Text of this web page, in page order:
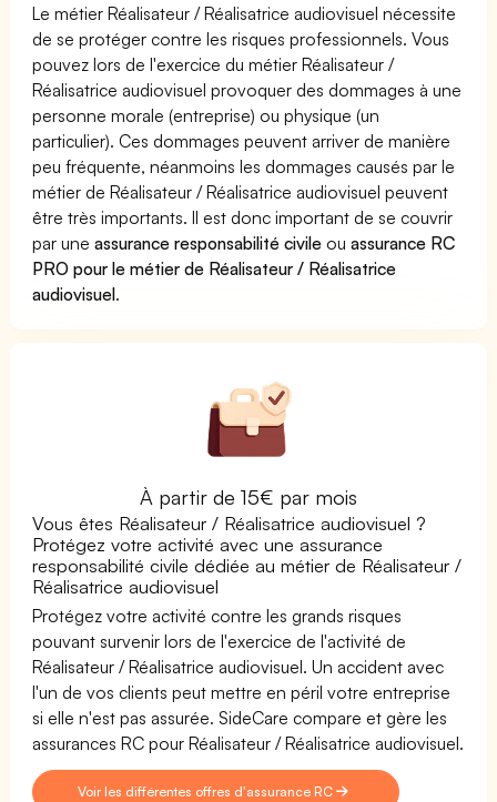
Le métier Réalisateur / Réalisatrice audiovisuel nécessite
de se protéger contre les risques professionnels. Vous
pouvez lors de l'exercice du métier Réalisateur /
Réalisatrice audiovisuel provoquer des dommages à une
personne morale (entreprise) ou physique (un
particulier). Ces dommages peuvent arriver de manière
peu fréquente, néanmoins les dommages causés par le
métier de Réalisateur / Réalisatrice audiovisuel peuvent
être très importants. Il est donc important de se couvrir
par uneassurance responsabilité civile ouassurance RC
PRO pour le métier de Réalisateur / Réalisatrice
audiovisuel.
À partir de 15€ par mois
Vous êtes Réalisateur / Réalisatrice audiovisuel ?
Protégez votre activité avec une assurance
responsabilité civile dédiée au métier de Réalisateur /
Réalisatrice audiovisuel
Protégez votre activité contre les grands risques
pouvant survenir lors de l'exercice de l'activité de
Réalisateur / Réalisatrice audiovisuel. Un accident avec
l'un de vos clients peut mettre en péril votre entreprise
si elle n'est pas assurée. SideCare compare et gère les
assurances RC pour Réalisateur / Réalisatrice audiovisuel.
Voir les différentes offres d'assurance RC